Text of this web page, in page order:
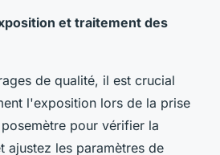
et traitement des
de qualité, il est crucial
l'exposition lors de la prise
pour vérifier la
ajustez les paramètres de